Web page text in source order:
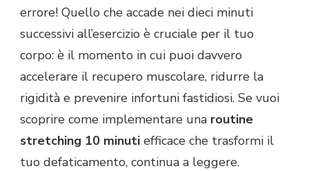
errore! Quello che accade nei dieci minuti
successivi all’esercizio è cruciale per il tuo
corpo: è il momento in cui puoi davvero
accelerare il recupero muscolare, ridurre la
rigidità e prevenire infortuni fastidiosi. Se vuoi
scoprire come implementare una routine
stretching 10 minuti efficace che trasformi il
tuo defaticamento, continua a leggere.